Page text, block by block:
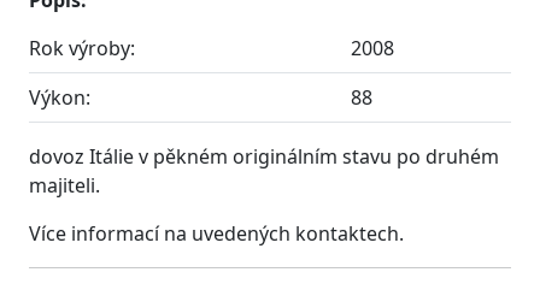
Rok výroby:
2008
Výkon:
88
dovoz Itálie v pěkném originálním stavu po druhém
majiteli.
Více informací na uvedených kontaktech.